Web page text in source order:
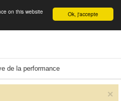
English Ok, j'accepte
on this website
de la performance
×